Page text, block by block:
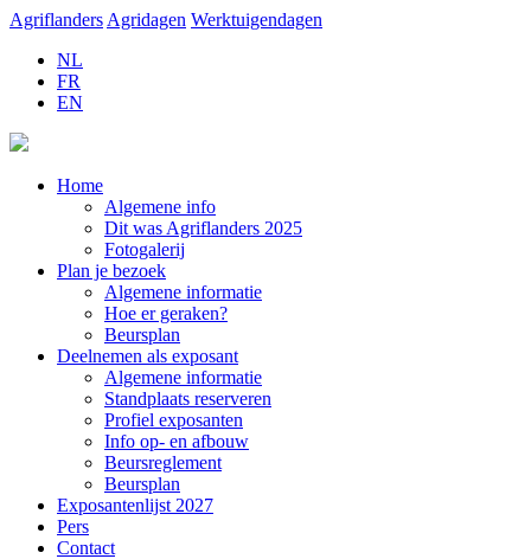
Agriflanders Agridagen Werktuigendagen
NL
FR
EN
Home
Algemene info
Dit was Agriflanders 2025
Fotogalerij
Plan je bezoek
Algemene informatie
Hoe er geraken?
Beursplan
Deelnemen als exposant
Algemene informatie
Standplaats reserveren
Profiel exposanten
Info op- en afbouw
Beursreglement
Beursplan
Exposantenlijst 2027
Pers
Contact